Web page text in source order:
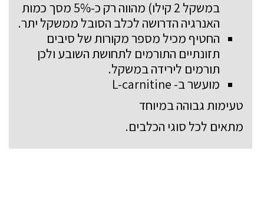
במשקל 2 קילו) מהווה רק כ-5% מסך כמות
האנרגיה הדרושה לכלב הסובל ממשקל יתר.
החטיף מכיל מספר מקורות של סיבים
תזונתיים התורמים לתחושת השובע ולכן
תורמים לירידה במשקל.
מועשר ב- L-carnitine
טעימות גבוהה במיוחד
מתאים לכל סוגי הכלבים.